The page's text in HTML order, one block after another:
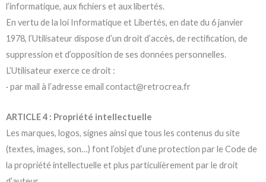
l’informatique, aux fichiers et aux libertés.
En vertu de la loi Informatique et Libertés, en date du 6 janvier
1978, l’Utilisateur dispose d’un droit d’accès, de rectification, de
suppression et d’opposition de ses données personnelles.
L’Utilisateur exerce ce droit :
· par mail à l’adresse email contact@retrocrea.fr
ARTICLE 4 : Propriété intellectuelle
Les marques, logos, signes ainsi que tous les contenus du site
(textes, images, son…) font l’objet d’une protection par le Code de
la propriété intellectuelle et plus particulièrement par le droit